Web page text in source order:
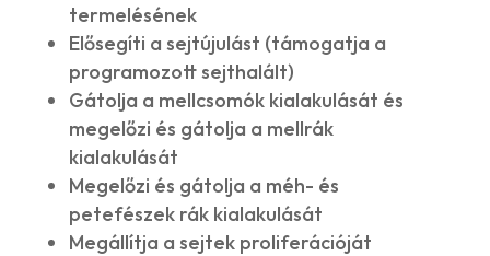
termelésének
Elősegíti a sejtújulást (támogatja a
programozott sejthalált)
Gátolja a mellcsomók kialakulását és
megelőzi és gátolja a mellrák
kialakulását
Megelőzi és gátolja a méh- és
petefészek rák kialakulását
Megállítja a sejtek proliferációját